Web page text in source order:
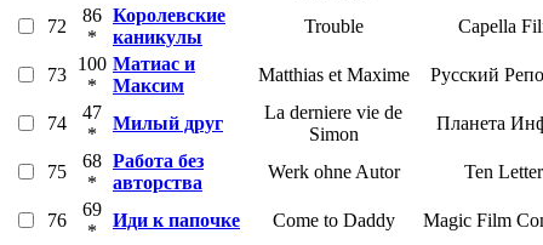
72
86
*
Королевские
каникулы
Trouble Capella
73
100
*
Матиас и
Максим
Matthias et Maxime Русский
74
47
*
Милый друг
La derniere vie de
Simon
Планета
75
68
*
Работа без
авторства
Werk ohne Autor Ten
76
69
*
Иди к папочке Come to Daddy Magic Film